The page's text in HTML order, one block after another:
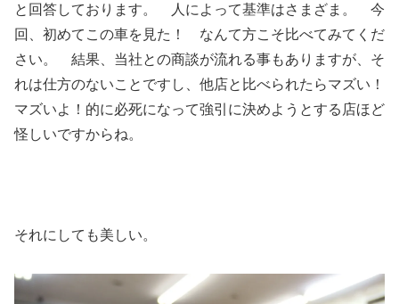
と回答しております。 人によって基準はさまざま。 今
回、初めてこの車を見た！ なんて方こそ比べてみてくだ
さい。 結果、当社との商談が流れる事もありますが、そ
れは仕方のないことですし、他店と比べられたらマズい！
マズいよ！的に必死になって強引に決めようとする店ほど
怪しいですからね。
それにしても美しい。